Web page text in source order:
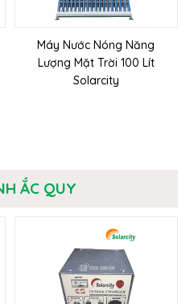
Máy Nước Nóng Năng
Lượng Mặt Trời 100 Lít
Solarcity
ẮC QUY